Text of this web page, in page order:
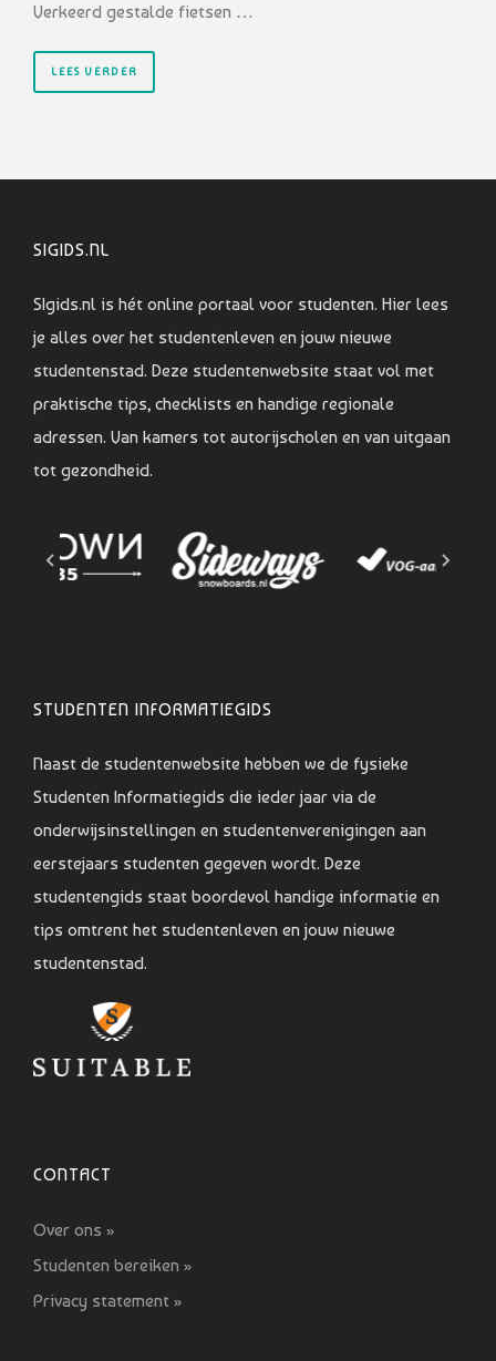
Verkeerd gestalde fietsen …
LEES VERDER
SIGIDS.NL
SIgids.nl is hét online portaal voor studenten. Hier lees
je alles over het studentenleven en jouw nieuwe
studentenstad. Deze studentenwebsite staat vol met
praktische tips, checklists en handige regionale
adressen. Van kamers tot autorijscholen en van uitgaan
tot gezondheid.
STUDENTEN INFORMATIEGIDS
Naast de studentenwebsite hebben we de fysieke
Studenten Informatiegids die ieder jaar via de
onderwijsinstellingen en studentenverenigingen aan
eerstejaars studenten gegeven wordt. Deze
studentengids staat boordevol handige informatie en
tips omtrent het studentenleven en jouw nieuwe
studentenstad.
CONTACT
Over ons »
Studenten bereiken »
Privacy statement »